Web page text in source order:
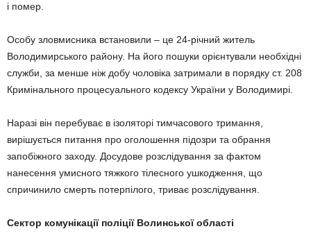
і помер.
Особу зловмисника встановили – це 24-річний житель
Володимирського району. На його пошуки орієнтували необхідні
служби, за менше ніж добу чоловіка затримали в порядку ст. 208
Кримінального процесуального кодексу України у Володимирі.
Наразі він перебуває в ізоляторі тимчасового тримання,
вирішується питання про оголошення підозри та обрання
запобіжного заходу. Досудове розслідування за фактом
нанесення умисного тяжкого тілесного ушкодження, що
спричинило смерть потерпілого, триває розслідування.
Сектор комунікації поліції Волинської області